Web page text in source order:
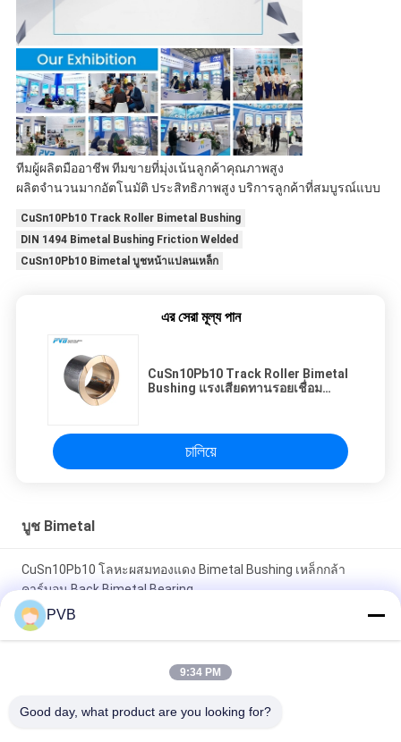
ทีมผู้ผลิตมืออาชีพ ทีมขายที่มุ่งเน้นลูกค้าคุณภาพสูง
ผลิตจำนวนมากอัตโนมัติ ประสิทธิภาพสูง บริการลูกค้าที่สมบูรณ์แบบ
CuSn10Pb10 Track Roller Bimetal Bushing
DIN 1494 Bimetal Bushing Friction Welded
CuSn10Pb10 Bimetal บูชหน้าแปลนเหล็ก
এর সেরা মূল্য পান
CuSn10Pb10 Track Roller Bimetal
Bushing แรงเสียดทานรอยเชื่อม
চালিয়ে
บูช Bimetal
CuSn10Pb10 โลหะผสมทองแดง Bimetal Bushing เหล็กกล้า
คาร์บอน Back Bimetal Bearing
เหล็กกลับ SAE 799 โลหะผสมทองแดงตะกั่วสูง Bi Metal Bushing
SAE48 Steel Back Bimetal Bushing แบริ่งโลหะผสมทองแดงที่มี
PVB
9:34 PM
Good day, what product are you looking for?